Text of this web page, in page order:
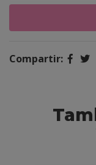
Compartir: